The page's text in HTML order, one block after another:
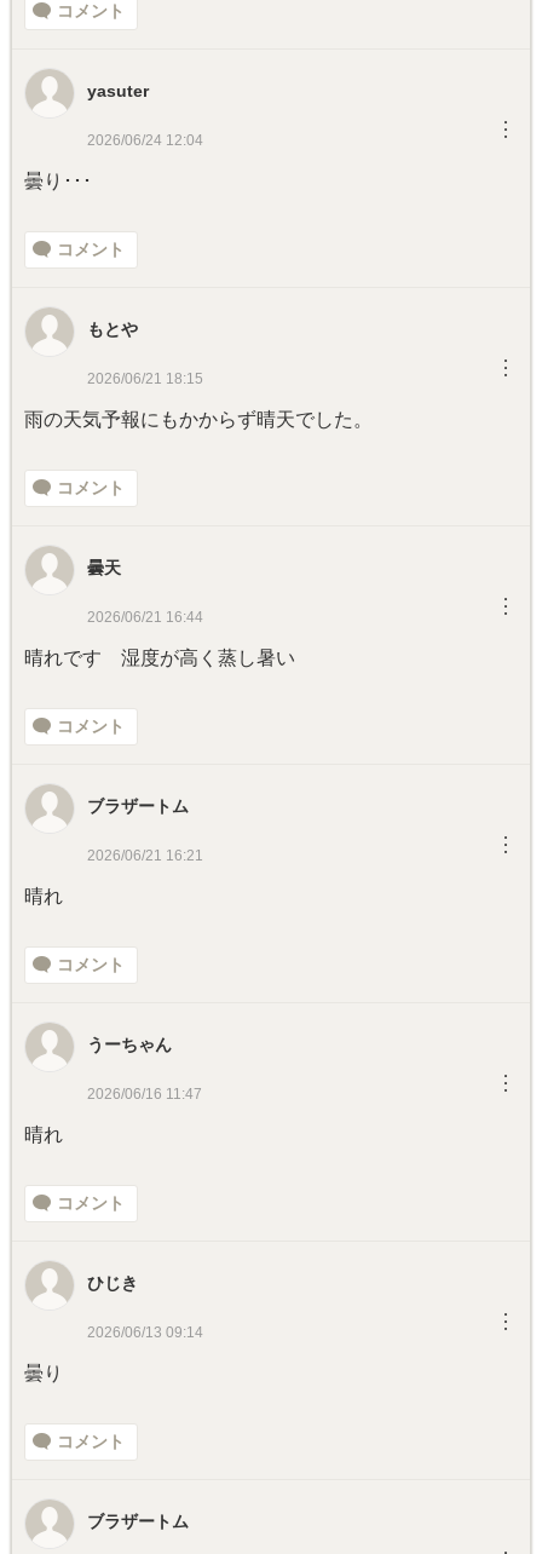
コメント
yasuter
2026/06/24 12:04 ︙
曇り･･･
コメント
もとや
2026/06/21 18:15 ︙
雨の天気予報にもかからず晴天でした。
コメント
曇天
2026/06/21 16:44 ︙
晴れです 湿度が高く蒸し暑い
コメント
ブラザートム
2026/06/21 16:21 ︙
晴れ
コメント
うーちゃん
2026/06/16 11:47 ︙
晴れ
コメント
ひじき
2026/06/13 09:14 ︙
曇り
コメント
ブラザートム